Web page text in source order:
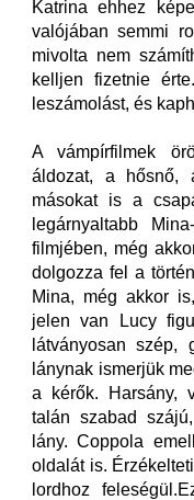
Katrina ehhez
valójában semmi
mivolta nem
kelljen fizetnie
leszámolást, és
A vámpírfilmek
áldozat, a hősnő,
másokat is a
legárnyaltabb
filmjében, még
dolgozza fel a
Mina, még akkor
jelen van Lucy
látványosan szép,
lánynak ismerjük
a kérők. Harsány,
talán szabad
lány. Coppola
oldalát is.
lordhoz